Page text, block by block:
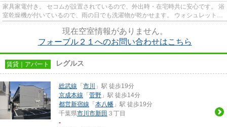
家具家電付き。 セコムが設置されているので、外出時・在宅時共に安心です。 浴
室乾燥機が付いているので、雨の日でも洗濯物が乾かせます。 ウォシュレットが
現在空室情報がありません。
フォーブル２１へのお問い合わせはこちら
賃貸｜アパート レグルス
総武線 「 市川
」駅 徒歩19分
京成本線 「 菅野 」駅 徒歩14分
都営新宿線 「 本八幡 」駅 徒歩19分
千葉県市川市新田 ３丁目
-